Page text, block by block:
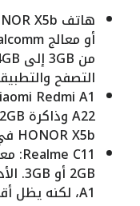
التصفح
HONOR X5b في الأداء العام.
A1، لكنه يظل أقل مقارنةً بـ HONOR X5b.